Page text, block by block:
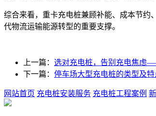
综合来看，重卡充电桩兼顾补能、成本节约
代物流运输能源转型的重要支撑。
上一篇： 选对充电桩，告别充电焦虑
下一篇： 停车场大型充电桩的类型及特
网站首页 充电桩安装服务 充电桩工程案例